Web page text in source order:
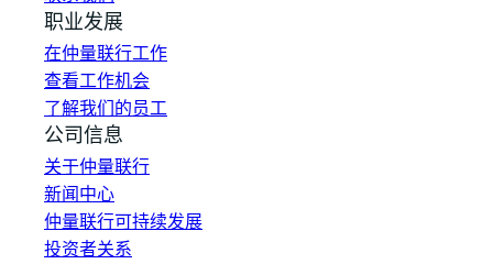
职业发展
在仲量联行工作
查看工作机会
了解我们的员工
公司信息
关于仲量联行
新闻中心
仲量联行可持续发展
投资者关系